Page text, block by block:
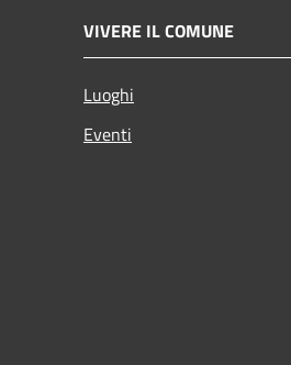
VIVERE IL COMUNE
Luoghi
Eventi